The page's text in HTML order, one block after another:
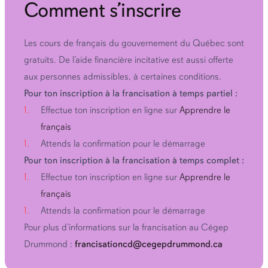
pour un total de 99 heures
Apprendre le
Prochaines sessions
Automne 2024 | 30 septembre 2024 au 11 décembre
2024
Hiver 2025 | 6 janvier 2025 au 19 mars 2025
Printemps 2025 | à confirmer
temps complet
Programme de 4 blocs de 330 heures, pour une durée
totale de 1 320 heures
Apprendre le
français
Comment s’inscrire
Les cours de français du gouvernement du Québec sont
gratuits. De l’aide financière incitative est aussi offerte
aux personnes admissibles, à certaines conditions.
Pour ton inscription à la francisation à temps partiel :
Effectue ton inscription en ligne sur Apprendre le
français
Attends la confirmation pour le démarrage
Pour ton inscription à la francisation à temps complet :
Effectue ton inscription en ligne sur Apprendre le
français
Attends la confirmation pour le démarrage
Pour plus d’informations sur la francisation au Cégep
Drummond : francisationcd@cegepdrummond.ca